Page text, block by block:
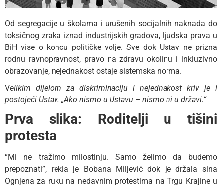
Od segregacije u školama i urušenih socijalnih naknada do
toksičnog zraka iznad industrijskih gradova, ljudska prava u
BiH vise o koncu političke volje. Sve dok Ustav ne prizna
rodnu ravnopravnost, pravo na zdravu okolinu i inkluzivno
obrazovanje, nejednakost ostaje sistemska norma.
Velikim dijelom za diskriminaciju i nejednakost kriv je i
postojeći Ustav. „Ako nismo u Ustavu – nismo ni u državi.“
Prva slika: Roditelji u tišini
protesta
“Mi ne tražimo milostinju. Samo želimo da budemo
prepoznati”, rekla je Bobana Miljević dok je držala sina
Ognjena za ruku na nedavnim protestima na Trgu Krajine u